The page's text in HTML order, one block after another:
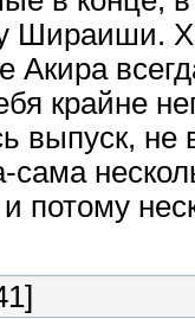
Шираиши.
Акира
крайне
выпуск,
потому